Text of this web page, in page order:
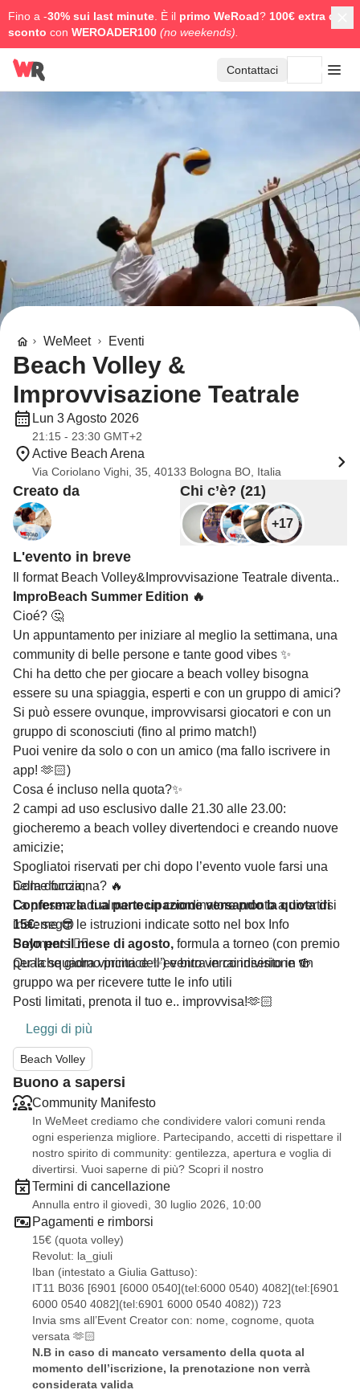
Fino a -30% sui last minute . È il primo WeRoad? 100€ extra di
sconto con WEROADER100 (no weekends).
Contattaci
WeMeet Eventi
Beach Volley &
Improvvisazione Teatrale
Lun 3 Agosto 2026
21:15 - 23:30 GMT+2
Active Beach Arena
Via Coriolano Vighi, 35, 40133 Bologna BO, Italia
Creato da Chi c’è? (21)
+17
L'evento in breve
Il format Beach Volley&Improvvisazione Teatrale diventa..
ImproBeach Summer Edition 🔥
Cioé? 🤔
Un appuntamento per iniziare al meglio la settimana, una
community di belle persone e tante good vibes ✨
Chi ha detto che per giocare a beach volley bisogna
essere su una spiaggia, esperti e con un gruppo di amici?
Si può essere ovunque, improvvisarsi giocatori e con un
gruppo di sconosciuti (fino al primo match!)
Puoi venire da solo o con un amico (ma fallo iscrivere in
app! 🫶🏻)
Cosa é incluso nella quota?✨
2 campi ad uso esclusivo dalle 21.30 alle 23.00:
giocheremo a beach volley divertendoci e creando nuove
amicizie;
Spogliatoi riservati per chi dopo l’evento vuole farsi una
bella doccia;
La presenza di almeno un coordinatore pronto a divertirsi
insieme 😎
Solo per il mese di agosto, formula a torneo (con premio
per la squadra vincitrice ✨) e birra in condivisione 🍻
Come funziona? 🔥
Conferma la tua partecipazione versando la quota di
15€:segui le istruzioni indicate sotto nel box Info
Payments 👇🏻
Qualche giorno prima dell’evento verrai inserito in un
gruppo wa per ricevere tutte le info utili
Posti limitati, prenota il tuo e.. improvvisa!🫶🏻
Leggi di più
Beach Volley
Buono a sapersi
Community Manifesto
In WeMeet crediamo che condividere valori comuni renda
ogni esperienza migliore. Partecipando, accetti di rispettare il
nostro spirito di community: gentilezza, apertura e voglia di
divertirsi. Vuoi saperne di più? Scopri il nostro
Termini di cancellazione
Annulla entro il giovedì, 30 luglio 2026, 10:00
Pagamenti e rimborsi
15€ (quota volley)
Revolut: la_giuli
Iban (intestato a Giulia Gattuso):
IT11 B036 [6901 [6000 0540](tel:6000 0540) 4082](tel:[6901
6000 0540 4082](tel:6901 6000 0540 4082)) 723
Invia sms all’Event Creator con: nome, cognome, quota
versata 🫶🏻
N.B in caso di mancato versamento della quota al
momento dell’iscrizione, la prenotazione non verrà
considerata valida